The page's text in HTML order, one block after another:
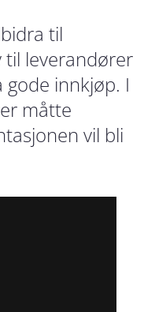
til
leverandører
innkjøp. I
måtte
vil bli